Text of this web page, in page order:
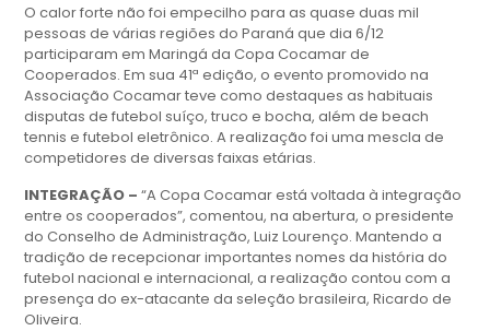
O calor forte não foi empecilho para as quase duas mil
pessoas de várias regiões do Paraná que dia 6/12
participaram em Maringá da Copa Cocamar de
Cooperados. Em sua 41ª edição, o evento promovido na
Associação Cocamar teve como destaques as habituais
disputas de futebol suíço, truco e bocha, além de beach
tennis e futebol eletrônico. A realização foi uma mescla de
competidores de diversas faixas etárias.
INTEGRAÇÃO – “A Copa Cocamar está voltada à integração
entre os cooperados”, comentou, na abertura, o presidente
do Conselho de Administração, Luiz Lourenço. Mantendo a
tradição de recepcionar importantes nomes da história do
futebol nacional e internacional, a realização contou com a
presença do ex-atacante da seleção brasileira, Ricardo de
Oliveira.